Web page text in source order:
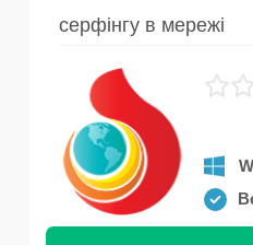
серфінгу в мережі